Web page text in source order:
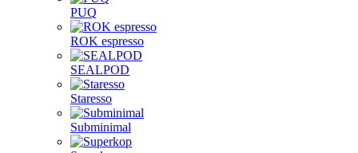
PUQ
ROK espresso
SEALPOD
Staresso
Subminimal